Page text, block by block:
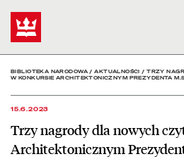
Trzy nagrody
BIBLIOTEKA NARODOWA/AKTUALNOŚCI /TRZY
W KONKURSIE ARCHITEKTONICZNYM PREZYDENTA
15.6.2023
Trzy nagrody dla nowych
Architektonicznym